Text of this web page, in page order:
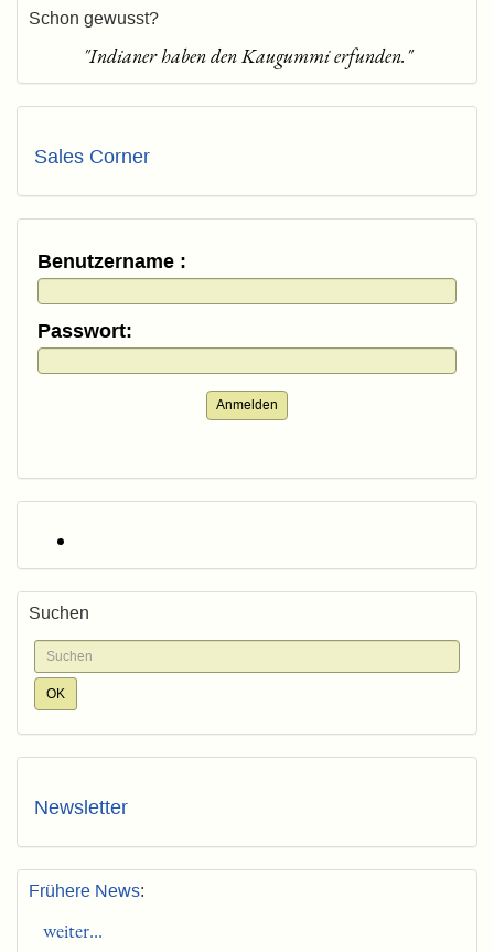
Schon gewusst?
"Indianer haben den Kaugummi erfunden."
Sales Corner
Benutzername :
Passwort:
Anmelden
Suchen
Newsletter
Frühere News:
weiter...